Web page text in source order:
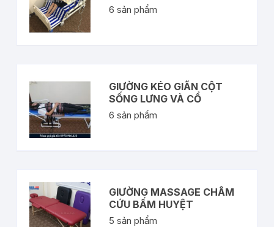
6 sản phẩm
GIƯỜNG KÉO GIÃN CỘT
SỐNG LƯNG VÀ CỔ
6 sản phẩm
GIƯỜNG MASSAGE CHÂM
CỨU BẤM HUYỆT
5 sản phẩm